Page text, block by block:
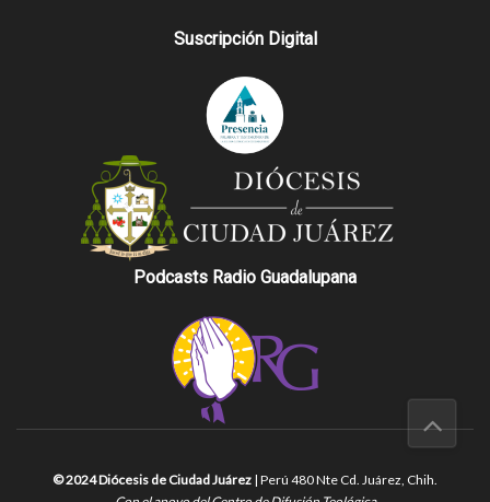
Suscripción Digital
Podcasts Radio Guadalupana
© 2024 Diócesis de Ciudad Juárez | Perú 480 Nte Cd. Juárez, Chih.